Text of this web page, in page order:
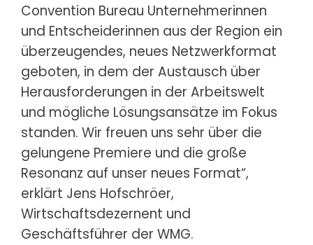
Convention Bureau Unternehmerinnen
und Entscheiderinnen aus der Region ein
überzeugendes, neues Netzwerkformat
geboten, in dem der Austausch über
Herausforderungen in der Arbeitswelt
und mögliche Lösungsansätze im Fokus
standen. Wir freuen uns sehr über die
gelungene Premiere und die große
Resonanz auf unser neues Format“,
erklärt Jens Hofschröer,
Wirtschaftsdezernent und
Geschäftsführer der WMG.